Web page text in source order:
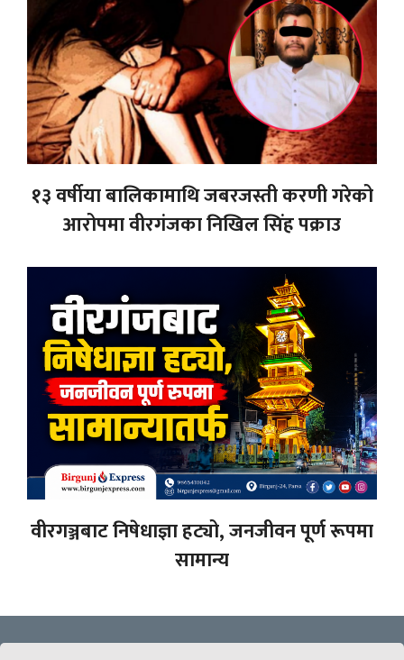
१३ वर्षीया बालिकामाथि जबरजस्ती करणी गरेको
आरोपमा वीरगंजका निखिल सिंह पक्राउ
वीरगञ्जबाट निषेधाज्ञा हट्यो, जनजीवन पूर्ण रूपमा
सामान्य